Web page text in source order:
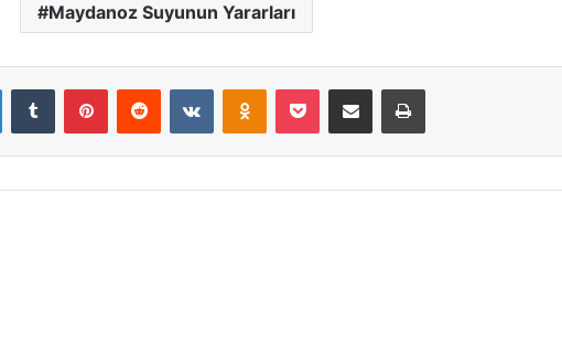
Maydanoz Suyunun Yararları
LinkedInTumblr PinterestReddit VKontakteOdnoklassniki
Pocket E-Posta ile paylaş Yazdır